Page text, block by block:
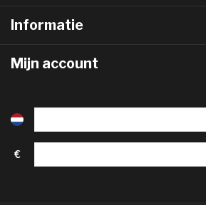
Informatie
Mijn account
€